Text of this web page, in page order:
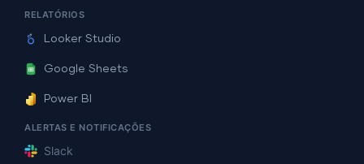
RELATÓRIOS
Looker Studio
Google Sheets
Power BI
ALERTAS E NOTIFICAÇÕES
Slack